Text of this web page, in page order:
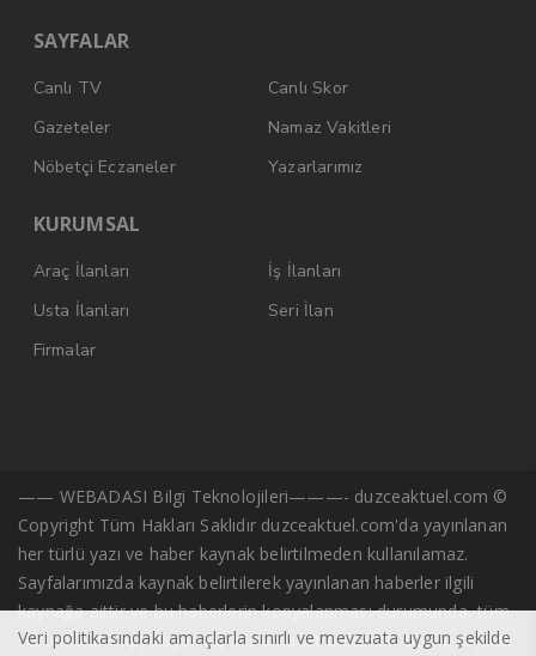
SAYFALAR
Canlı TV
Canlı Skor
Gazeteler
Namaz Vakitleri
Nöbetçi Eczaneler
Yazarlarımız
KURUMSAL
Araç İlanları
İş İlanları
Usta İlanları
Seri İlan
Firmalar
—— WEBADASI Bilgi Teknolojileri———- duzceaktuel.com ©
Copyright Tüm Hakları Saklıdır duzceaktuel.com'da yayınlanan
her türlü yazı ve haber kaynak belirtilmeden kullanılamaz.
Sayfalarımızda kaynak belirtilerek yayınlanan haberler ilgili
kaynağa aittir ve bu haberlerin kopyalanması durumunda, tüm
sorumluluk kopyalayan kişi/kuruma ait olacaktır. Başka kaynak
Veri politikasındaki amaçlarla sınırlı ve mevzuata uygun şekilde